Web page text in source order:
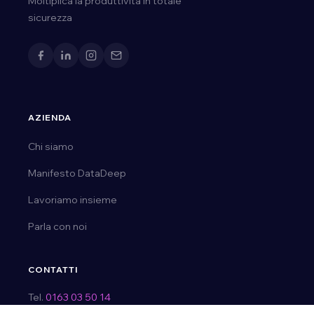
sicurezza
AZIENDA
Chi siamo
Manifesto DataDeep
Lavoriamo insieme
Parla con noi
CONTATTI
Tel. 0163 03 50 14